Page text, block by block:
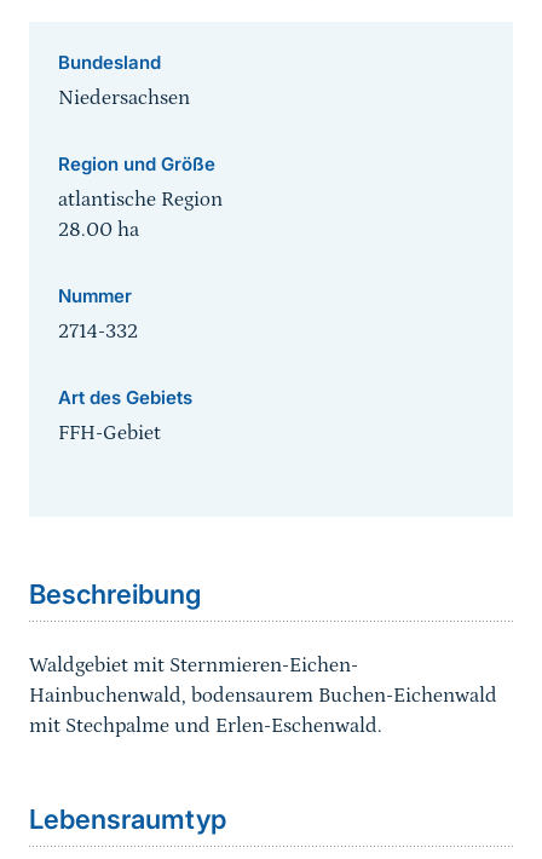
Bundesland
Niedersachsen
Region und Größe
atlantische Region
28.00 ha
Nummer
2714-332
Art des Gebiets
FFH-Gebiet
Beschreibung
Waldgebiet mit Sternmieren-Eichen-
Hainbuchenwald, bodensaurem Buchen-Eichenwald
mit Stechpalme und Erlen-Eschenwald.
Lebensraumtyp